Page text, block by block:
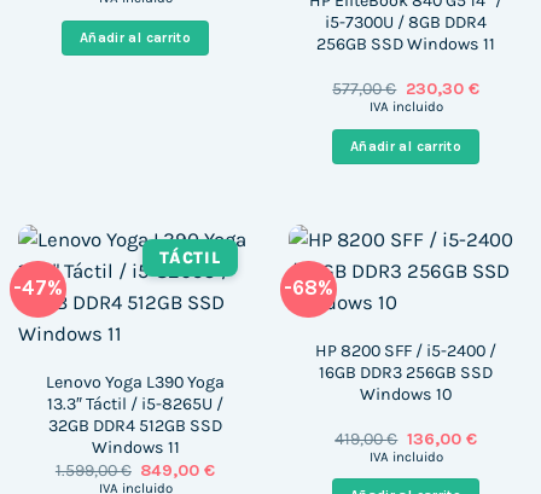
era:
1.399,00 €.
Añadir al carrito
i5-7300U / 8GB DDR4
256GB SSD Windows 11
577,00€ El
precio
era:
577,00 €.
230,30 €El
es:
IVA incluido
Añadir al carrito
-47%
TÁCTIL
Lenovo Yoga L390 Yoga
13.3″ Táctil / i5-8265U /
32GB DDR4 512GB SSD
Windows 11
1.599,00€ El
precio
849,00€El
IVA incluido
-68%
HP 8200 SFF / i5-2400 /
16GB DDR3 256GB SSD
Windows 10
419,00€ El
precio
era:
136,00 €El
es:
IVA incluido